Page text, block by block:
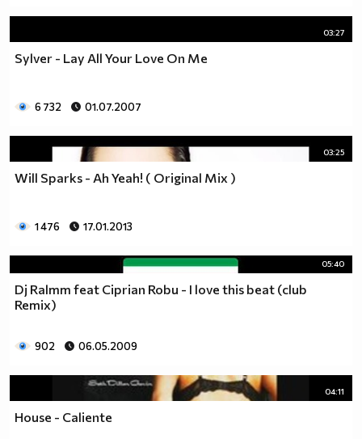
03:27
Sylver - Lay All Your Love On Mе
6 732 01.07.2007
03:25
Will Sparks - Ah Yeah! ( Original Mix )
1 476 17.01.2013
05:40
Dj Ralmm feat Ciprian Robu - I love this beat (club
Remix)
902 06.05.2009
04:11
House - Caliente